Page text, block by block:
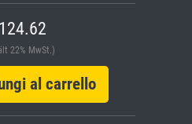
22% MwSt.)
al carrello